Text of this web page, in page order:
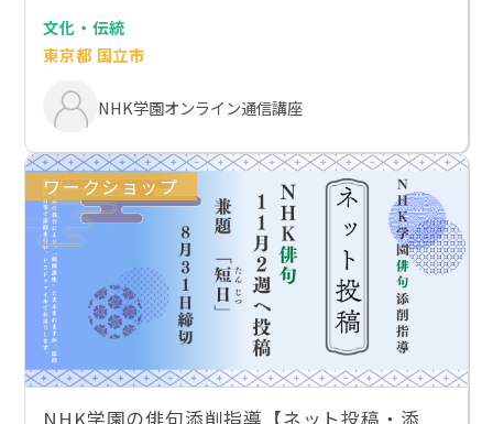
文化・伝統
東京都 国立市
NHK学園オンライン通信講座
ワークショップ
NHK学園の俳句添削指導【ネット投稿・添